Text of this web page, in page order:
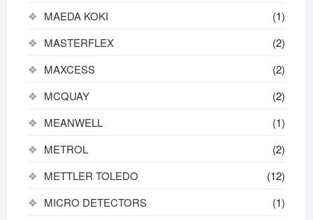
MAEDA KOKI
(1)
MASTERFLEX
(2)
MAXCESS
(2)
MCQUAY
(2)
MEANWELL
(1)
METROL
(2)
METTLER TOLEDO
(12)
MICRO DETECTORS
(1)